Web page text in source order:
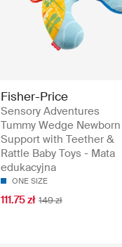
Fisher-Price
Sensory Adventures
Tummy Wedge Newborn
Support with Teether &
Rattle Baby Toys - Mata
edukacyjna
ONE SIZE
111.75 zł 149 zł